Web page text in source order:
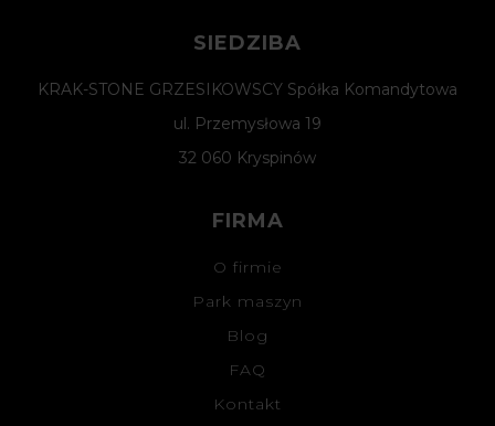
SIEDZIBA
KRAK-STONE GRZESIKOWSCY Spółka Komandytowa
ul. Przemysłowa 19
32 060 Kryspinów
FIRMA
O firmie
Park maszyn
Blog
FAQ
Kontakt